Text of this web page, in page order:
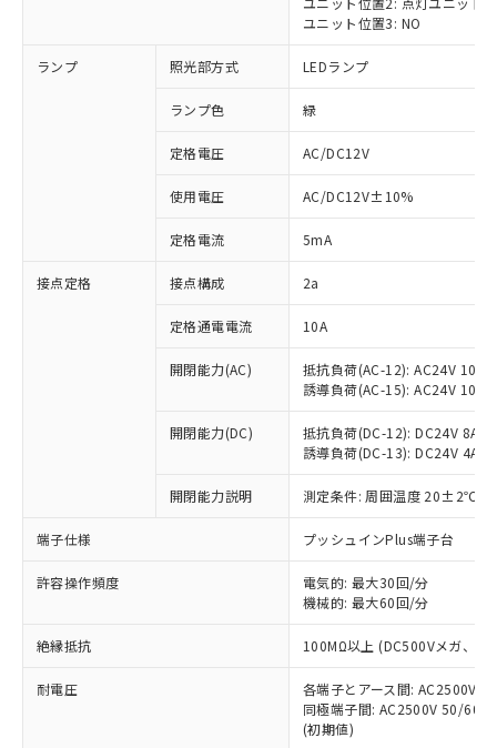
ユニット位置3: NO
ランプ 照光部方式 LEDランプ
ランプ色 緑
定格電圧 AC/DC12V
使用電圧 AC/DC12V±10%
定格電流 5mA
接点定格 接点構成 2a
定格通電電流 10A
開閉能力(AC)
抵抗負荷(AC-12): AC24V 10A/
誘導負荷(AC-15): AC24V
開閉能力(DC)
抵抗負荷(DC-12): DC24V 8A/
誘導負荷(DC-13): DC24V 4A/
開閉能力説明 測定条件: 周囲温度 20±2℃、
端子仕様 プッシュインPlus端子台
許容操作頻度
電気的: 最大30回/分
機械的: 最大60回/分
絶縁抵抗 100MΩ以上 (DC500Vメガ、点
耐電圧
各端子とアース間: AC2500V
同極端子間: AC2500V 50/
(初期値)
ご利用条件
以下の条件をお読みいただき、同意のうえ
ご利用ください。
本サービスは、当社制御機器事業取扱
商品の当社在庫状況および標準価格
(税抜)を提供させていただくもので
当社制御機器事業取扱商品の中には、
本サービスの対象外となる商品もある
ことをご了承ください。
在庫状況および標準価格照会結果は、
記載している更新日時点での社内デー
タに基づき作成されるものであり、閲
覧された時点での実際の在庫および標
準価格とは異なる場合があることをご
※1 対応状況
対応済み：EU RoHS指令（10物質）の
非含有に対応した製品が提供可能な商品で
す。
対応予定：EU RoHS指令（10物質）の非含
有に対応した製品に切り替える予定のある
対応予定なし：EU RoHS指令（10物質）の
非含有に非対応の商品で、対応品を出す予
定はありません。
調査・確認中：EU RoHS指令（10物質）の
非含有の対応状況を調査中または確認中の
非該当品：ライセンス料など無形物で、有
害物質有無と関係のない商品です。
仕入先様の事情により、非含有部品として
いたものが、含有品と判明した場合などや
むを得ず変更することがあります。
六価クロム(Cr(Ⅵ)) 1000ppm以下、ポリ臭化ビフェニル
類(PBB) 1000ppm以下、ポリ臭化ジフェニルエーテル類
「○」：最大均質材料含有率が中国RoHSの
基準値以下であることを示します。
「×」：最大均質材料含有率が中国RoHSの
基準値を超えていることを示します。
「－」：未確認です。当社販売部門へお問
*中国RoHS10物質の基準値 (GB/T26572)：
Pb(鉛) :1000ppm、 Hg(水銀) : 1000ppm、 Cd(カドミウ
Cr(Ⅵ)(六価クロム) : 1000ppm、 PBBs(ポリ臭化ビフェ
当社は、これら貴社製品のうち、外国
為替および外国貿易法に定める商品
（以下｢規制貨物等」という）を輸出
または国外への提供する場合は、日本
国政府の輸出許可(または役務取引許
可)を取得するなどの必要な手続きを